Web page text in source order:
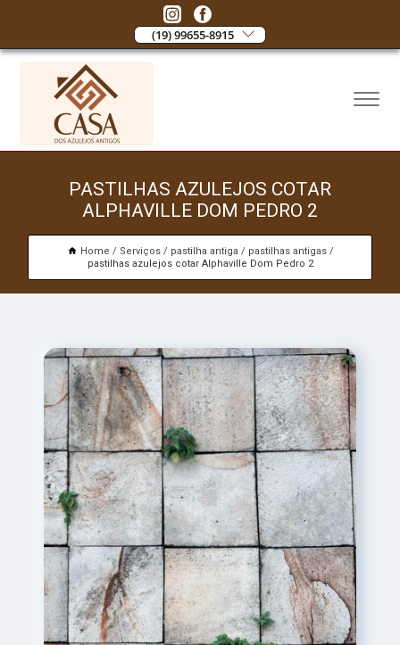
(19) 99655-8915
PASTILHAS AZULEJOS COTAR
ALPHAVILLE DOM PEDRO 2
Home Serviços pastilha antiga
pastilhas antigas
pastilhas azulejos cotar Alphaville Dom Pedro 2